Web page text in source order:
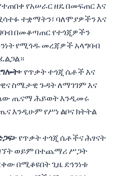
የአሠራር ዘዴ በመፍጠር እና
ተቋማትን፣ ባለሞያዎችን እና
በመቆጣጠር የተጎጂዎችን
የሚጎዱ መረጃዎች አላግባብ
የጥቃት ተጎጂ ሴቶች እና
ስሜታዊ ጉዳት ለማገገም እና
ጤናማ ሕይወት እንዲመሩ
እንዲሁም የሥነ ልቦና ክትትል
የጥቃት ተጎጂ ሴቶችና ሕፃናት
ወይም በተጨማሪ ሥጋት
በሚቆዩበት ጊዜ ደኅንነቱ